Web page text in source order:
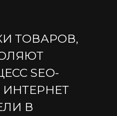
ТОВАРОВ,
SEO-
В